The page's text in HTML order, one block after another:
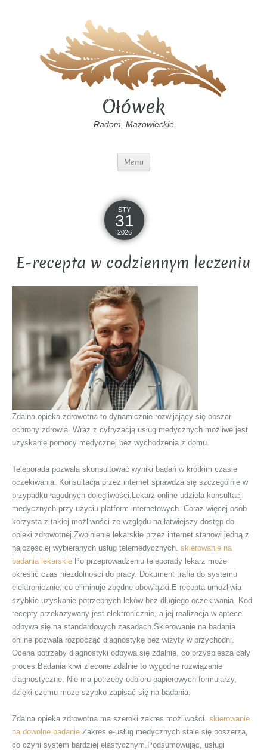
Ołówek
Radom, Mazowieckie
Menu
STY
31
2026
E-recepta w codziennym leczeniu
Zdalna opieka zdrowotna to dynamicznie rozwijający się obszar
ochrony zdrowia. Wraz z cyfryzacją usług medycznych możliwe jest
uzyskanie pomocy medycznej bez wychodzenia z domu.
Teleporada pozwala skonsultować wyniki badań w krótkim czasie
oczekiwania. Konsultacja przez internet sprawdza się szczególnie w
przypadku łagodnych dolegliwości.Lekarz online udziela konsultacji
medycznych przy użyciu platform internetowych. Coraz więcej osób
korzysta z takiej możliwości ze względu na łatwiejszy dostęp do
opieki zdrowotnej.Zwolnienie lekarskie przez internet stanowi jedną z
najczęściej wybieranych usług telemedycznych. skierowanie na
badania lekarskie Po przeprowadzeniu teleporady lekarz może
określić czas niezdolności do pracy. Dokument trafia do systemu
elektronicznie, co eliminuje zbędne obowiązki.E-recepta umożliwia
szybkie uzyskanie potrzebnych leków bez długiego oczekiwania. Kod
recepty przekazywany jest elektronicznie, a jej realizacja w aptece
odbywa się na standardowych zasadach.Skierowanie na badania
online pozwala rozpocząć diagnostykę bez wizyty w przychodni.
Ocena potrzeby diagnostyki odbywa się zdalnie, co przyspiesza cały
proces.Badania krwi zlecone zdalnie to wygodne rozwiązanie
diagnostyczne. Nie ma potrzeby odbioru papierowych formularzy,
dzięki czemu może szybko zapisać się na badania.
Zdalna opieka zdrowotna ma szeroki zakres możliwości. skierowanie
na dowolne badanie Zakres e-usług medycznych stale się poszerza,
co czyni system bardziej elastycznym.Podsumowując, usługi